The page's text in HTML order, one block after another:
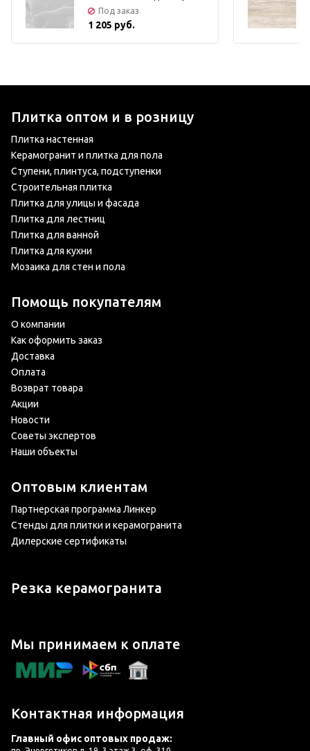
Под заказ
1 205 руб.
Плитка оптом и в розницу
Плитка настенная
Керамогранит и плитка для пола
Ступени, плинтуса, подступенки
Строительная плитка
Плитка для улицы и фасада
Плитка для лестниц
Плитка для ванной
Плитка для кухни
Мозаика для стен и пола
Помощь покупателям
О компании
Как оформить заказ
Доставка
Оплата
Возврат товара
Акции
Новости
Советы экспертов
Наши объекты
Оптовым клиентам
Партнерская программа Линкер
Стенды для плитки и керамогранита
Дилерские сертификаты
Резка керамогранита
Мы принимаем к оплате
Контактная информация
Главный офис оптовых продаж: